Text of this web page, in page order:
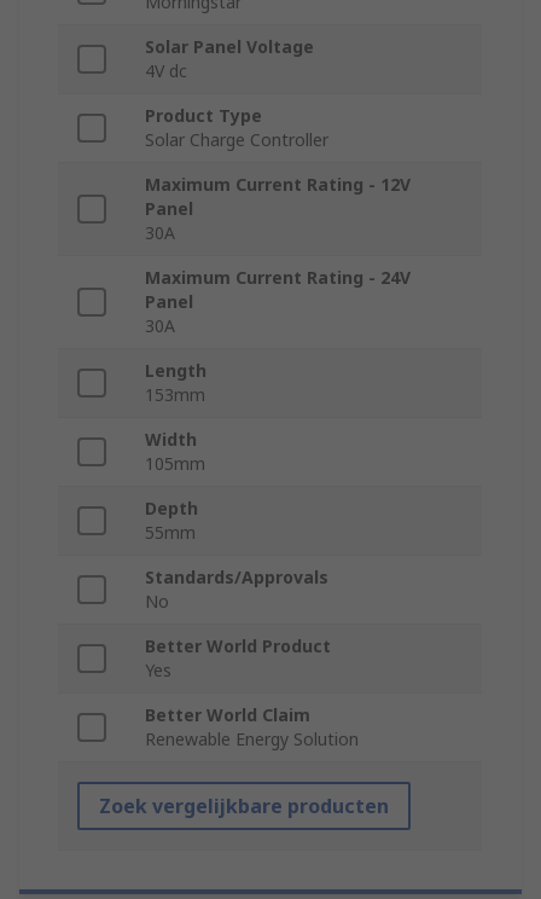
Solar Panel Voltage
4V dc
Product Type
Solar Charge Controller
Maximum Current Rating - 12V
Panel
30A
Maximum Current Rating - 24V
Panel
30A
Length
153mm
Width
105mm
Depth
55mm
Standards/Approvals
No
Better World Product
Yes
Better World Claim
Renewable Energy Solution
Zoek vergelijkbare producten